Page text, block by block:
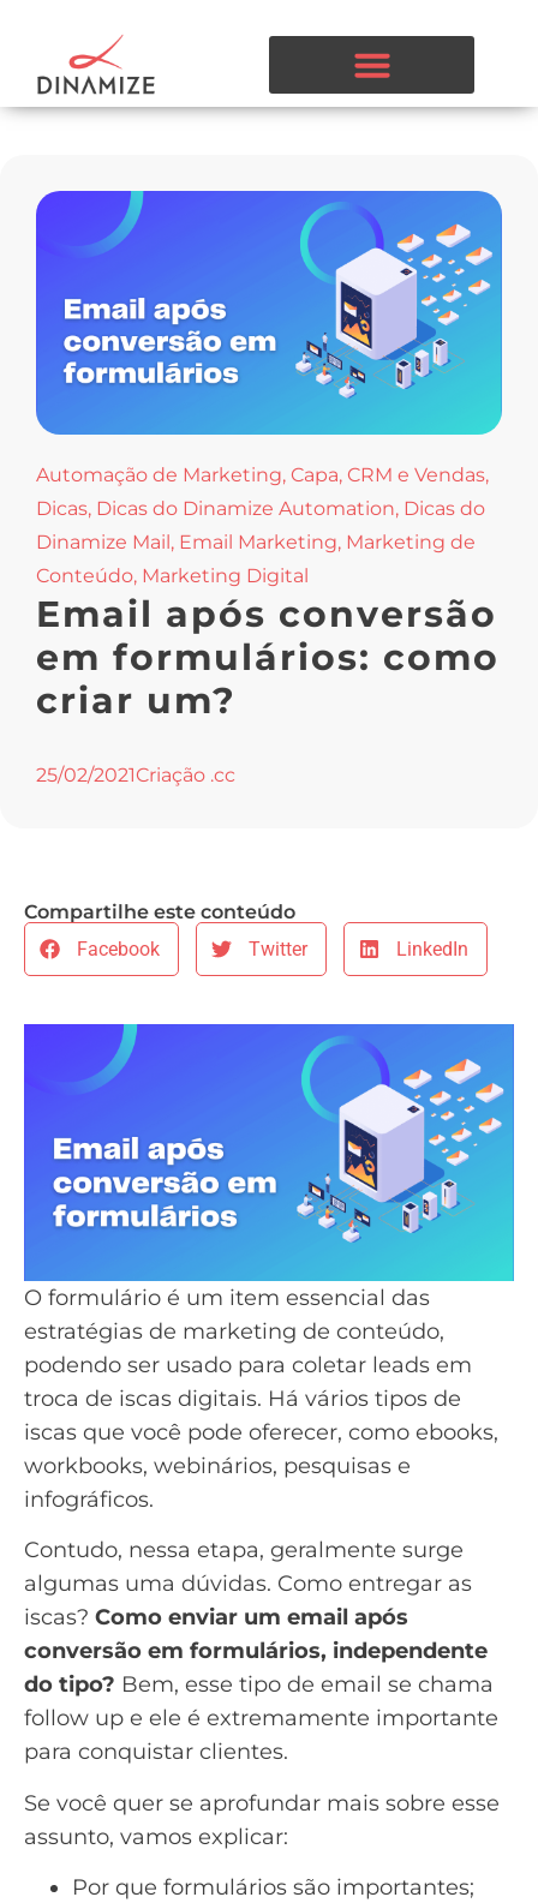
Automação de Marketing, Capa, CRM e Vendas,
Dicas, Dicas do Dinamize Automation, Dicas do
Dinamize Mail , Email Marketing, Marketing de
Conteúdo, Marketing Digital
Email após conversão
em formulários: como
criar um?
25/02/2021Criação .cc
Compartilhe este conteúdo
Facebook
Twitter LinkedIn
O formulário é um item essencial das
estratégias de marketing de conteúdo,
podendo ser usado para coletar leads em
troca de iscas digitais. Há vários tipos de
iscas que você pode oferecer, como ebooks,
workbooks, webinários, pesquisas e
infográficos.
Contudo, nessa etapa, geralmente surge
algumas uma dúvidas. Como entregar as
iscas? Como enviar um email após
conversão em formulários, independente
do tipo? Bem, esse tipo de email se chama
follow up e ele é extremamente importante
para conquistar clientes.
Se você quer se aprofundar mais sobre esse
assunto, vamos explicar:
Por que formulários são importantes;